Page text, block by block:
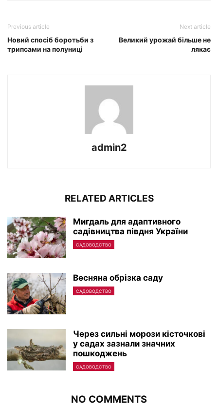
Previous article
Новий спосіб боротьби з
трипсами на полуниці
Next article
Великий урожай більше не
лякає
admin2
RELATED ARTICLES
Мигдаль для адаптивного
садівництва півдня України
САДОВОДСТВО
Весняна обрізка саду
САДОВОДСТВО
Через сильні морози кісточкові
у садах зазнали значних
пошкоджень
САДОВОДСТВО
NO COMMENTS